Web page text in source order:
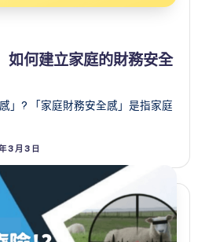
如何建立家庭的財務安全
」? 「家庭財務安全感」是指家庭
3 月 3 日